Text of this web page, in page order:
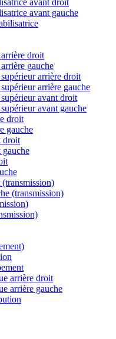
avant droit
avant gauche
droit
gauche
arrière droit
arrière gauche
avant droit
avant gauche
droit
gauche
droit
gauche
(transmission)
arrière droit
arrière gauche